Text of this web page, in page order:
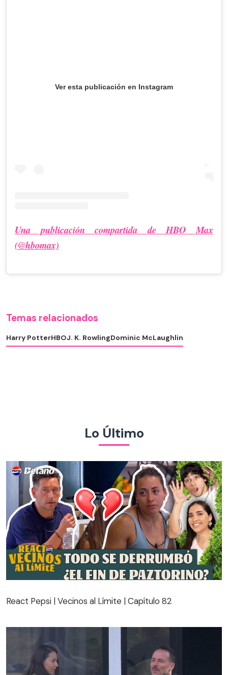
Ver esta publicación en Instagram
Una publicación compartida de HBO Max
(@hbomax)
Temas relacionados
Harry PotterHBOJ. K. RowlingDominic McLaughlin
Lo Último
React Pepsi | Vecinos al Límite | Capítulo 82